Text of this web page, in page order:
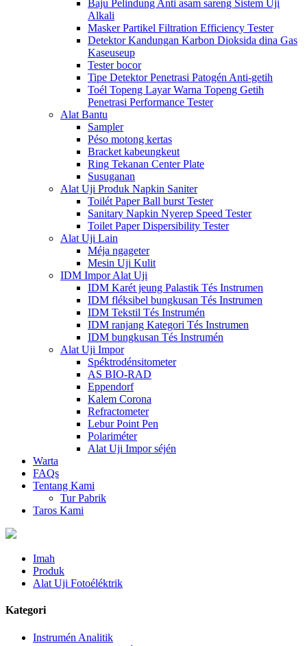
Baju Pelindung Anti asam sareng Sistem Uji
Alkali
Masker Partikel Filtration Efficiency Tester
Detektor Kandungan Karbon Dioksida dina Gas
Kaseuseup
Tester bocor
Tipe Detektor Penetrasi Patogén Anti-getih
Toél Topeng Layar Warna Topeng Getih
Penetrasi Performance Tester
Alat Bantu
Sampler
Péso motong kertas
Bracket kabeungkeut
Ring Tekanan Center Plate
Susuganan
Alat Uji Produk Napkin Saniter
Toilét Paper Ball burst Tester
Sanitary Napkin Nyerep Speed ​​Tester
Toilet Paper Dispersibility Tester
Alat Uji Lain
Méja ngageter
Mesin Uji Kulit
IDM Impor Alat Uji
IDM Karét jeung Palastik Tés Instrumen
IDM fléksibel bungkusan Tés Instrumen
IDM Tekstil Tés Instrumén
IDM ranjang Kategori Tés Instrumen
IDM bungkusan Tés Instrumén
Alat Uji Impor
Spéktrodénsitometer
AS BIO-RAD
Eppendorf
Kalem Corona
Refractometer
Lebur Point Pen
Polariméter
Alat Uji Impor séjén
Warta
FAQs
Tentang Kami
Tur Pabrik
Taros Kami
Imah
Produk
Alat Uji Fotoéléktrik
Kategori
Instrumén Analitik